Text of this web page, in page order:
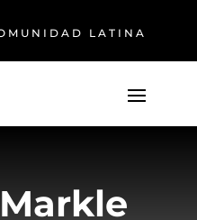
LATINA